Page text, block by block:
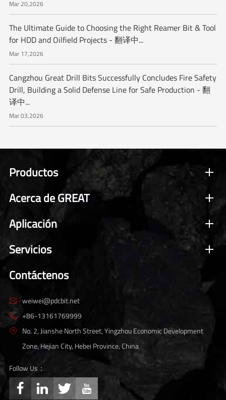
Mar 20,2026
The Ultimate Guide to Choosing the Right Reamer Bit & Tool
for HDD and Oilfield Projects - 翻译中...
Mar 17,2026
Cangzhou Great Drill Bits Successfully Concludes Fire Safety
Drill, Building a Solid Defense Line for Safe Production - 翻
译中...
Mar 03,2026
Productos
Acerca de GREAT
Aplicación
Servicios
Contáctenos
 weiwei@pdcbit.net
 +86-13161769999

No. 2, Jianshe North Street, Yingzhou Economic Development
Zone, Hejian City, Hebei Province, China
Follow Us：
   